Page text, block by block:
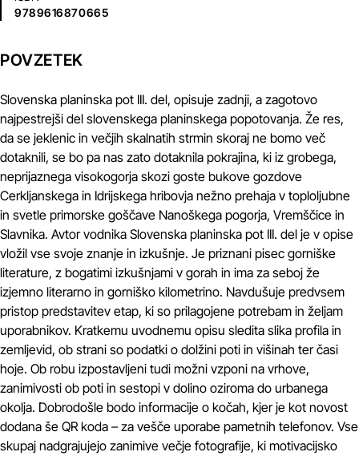
9789616870665
POVZETEK
Slovenska planinska pot III. del, opisuje zadnji, a zagotovo
najpestrejši del slovenskega planinskega popotovanja. Že res,
da se jeklenic in večjih skalnatih strmin skoraj ne bomo več
dotaknili, se bo pa nas zato dotaknila pokrajina, ki iz grobega,
neprijaznega visokogorja skozi goste bukove gozdove
Cerkljanskega in Idrijskega hribovja nežno prehaja v toploljubne
in svetle primorske goščave Nanoškega pogorja, Vremščice in
Slavnika. Avtor vodnika Slovenska planinska pot III. del je v opise
vložil vse svoje znanje in izkušnje. Je priznani pisec gorniške
literature, z bogatimi izkušnjami v gorah in ima za seboj že
izjemno literarno in gorniško kilometrino. Navdušuje predvsem
pristop predstavitev etap, ki so prilagojene potrebam in željam
uporabnikov. Kratkemu uvodnemu opisu sledita slika profila in
zemljevid, ob strani so podatki o dolžini poti in višinah ter časi
hoje. Ob robu izpostavljeni tudi možni vzponi na vrhove,
zanimivosti ob poti in sestopi v dolino oziroma do urbanega
okolja. Dobrodošle bodo informacije o kočah, kjer je kot novost
dodana še QR koda – za vešče uporabe pametnih telefonov. Vse
skupaj nadgrajujejo zanimive večje fotografije, ki motivacijsko